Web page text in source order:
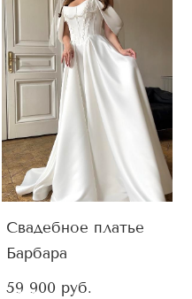
Свадебное платье
Барбара
59 900 pуб.